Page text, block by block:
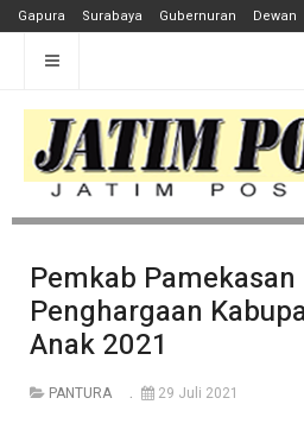
Gapura Surabaya Gubernuran Dewan
Pemkab Pamekasan
Penghargaan
Anak 2021
PANTURA 29 Juli 2021